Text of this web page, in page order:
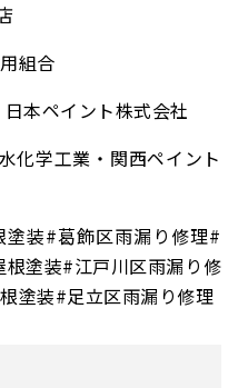
組合
本ペイント株式会社
化学工業・関西ペイント
装#葛飾区雨漏り修理#
塗装#江戸川区雨漏り修
塗装#足立区雨漏り修理